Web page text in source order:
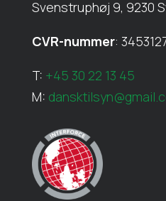
Svenstruphøj 9, 9230
CVR-nummer:
T: +45 30 22 13 45
M: